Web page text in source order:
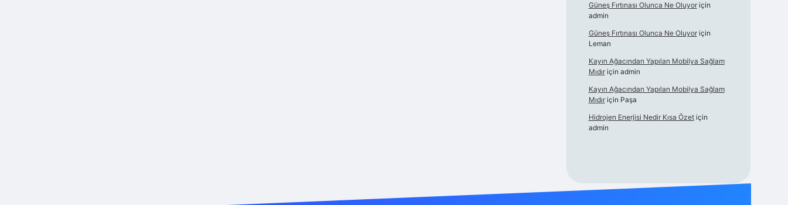
Güneş Fırtınası Olunca Ne Oluyoriçin
admin
Güneş Fırtınası Olunca Ne Oluyoriçin
Leman
Kayın Ağacından Yapılan Mobilya Sağlam
Mıdıriçin admin
Kayın Ağacından Yapılan Mobilya Sağlam
Mıdıriçin Paşa
Hidrojen Enerjisi Nedir Kısa Özetiçin
admin